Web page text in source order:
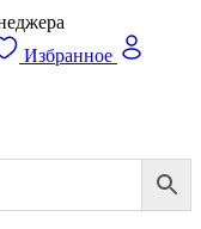
Избранное